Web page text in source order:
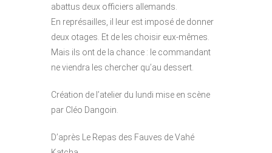
abattus deux officiers allemands.
En représailles, il leur est imposé de donner
deux otages. Et de les choisir eux-mêmes.
Mais ils ont de la chance : le commandant
ne viendra les chercher qu’au dessert.
Création de l’atelier du lundi mise en scène
par Cléo Dangoin.
D’après Le Repas des Fauves de Vahé